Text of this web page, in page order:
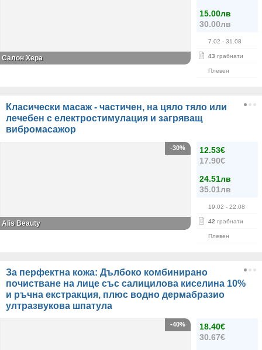
15.00лв
30.00лв
7.02 - 31.08
43 грабнати
Плевен
Салон Хера
Класически масаж - частичен, на цяло тяло или
лечебен с електростимулация и загряващ
вибромасажор
12.53€
17.90€
24.51лв
35.01лв
19.02 - 22.08
42 грабнати
Плевен
-30%
Alis Beauty
За перфектна кожа: Дълбоко комбинирано
почистване на лице със салицилова киселина 10%
и ръчна екстракция, плюс водно дермабразио
ултразвукова шпатула
18.40€
30.67€
-40%